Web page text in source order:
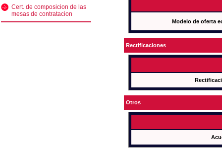
Cert. de composicion de las
mesas de contratacion
Modelo de oferta
Rectificaciones
Otros